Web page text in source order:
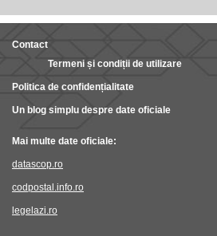
Contact
Termeni și condiții de utilizare
Politica de confidențialitate
Un blog simplu despre date oficiale
Mai multe date oficiale:
datascop.ro
codpostal.info.ro
legelazi.ro